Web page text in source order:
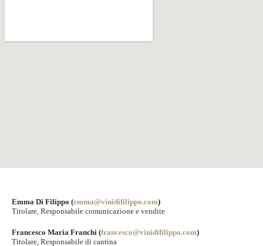
Emma Di Filippo (emma@vinidifilippo.com)
Titolare, Responsabile comunicazione e vendite
Francesco Maria Franchi (francesco@vinidifilippo.com)
Titolare, Responsabile di cantina